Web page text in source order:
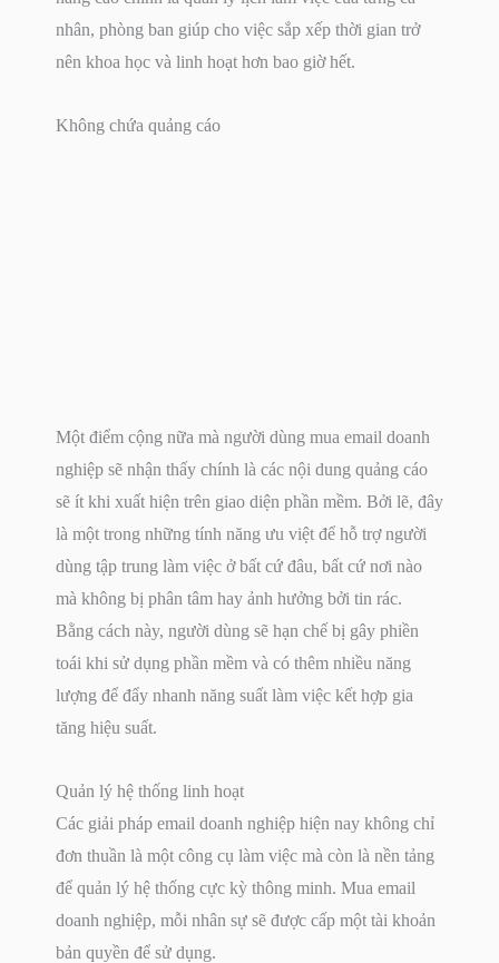
nhân, phòng ban giúp cho việc sắp xếp thời gian trở
nên khoa học và linh hoạt hơn bao giờ hết.
Không chứa quảng cáo
Một điểm cộng nữa mà người dùng mua email doanh
nghiệp sẽ nhận thấy chính là các nội dung quảng cáo
sẽ ít khi xuất hiện trên giao diện phần mềm. Bởi lẽ, đây
là một trong những tính năng ưu việt để hỗ trợ người
dùng tập trung làm việc ở bất cứ đâu, bất cứ nơi nào
mà không bị phân tâm hay ảnh hưởng bởi tin rác.
Bằng cách này, người dùng sẽ hạn chế bị gây phiền
toái khi sử dụng phần mềm và có thêm nhiều năng
lượng để đẩy nhanh năng suất làm việc kết hợp gia
tăng hiệu suất.
Quản lý hệ thống linh hoạt
Các giải pháp email doanh nghiệp hiện nay không chỉ
đơn thuần là một công cụ làm việc mà còn là nền tảng
để quản lý hệ thống cực kỳ thông minh. Mua email
doanh nghiệp, mỗi nhân sự sẽ được cấp một tài khoản
bản quyền để sử dụng.